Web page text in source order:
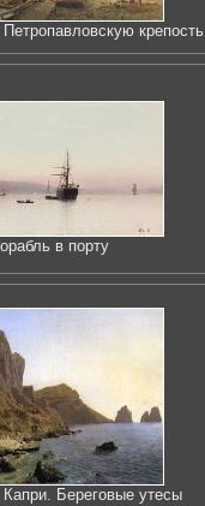
крепость
в порту
Капри. Береговые утесы